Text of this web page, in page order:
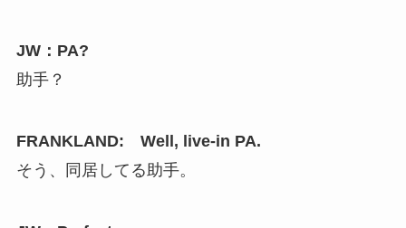
JW：PA?
助手？
FRANKLAND: Well, live-in PA.
そう、同居してる助手。